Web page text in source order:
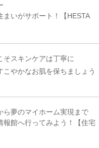
まいがサポート！【HESTA
そスキンケアは丁寧に
こやかなお肌を保ちましょう
ら夢のマイホーム実現まで
報館へ行ってみよう！【住宅